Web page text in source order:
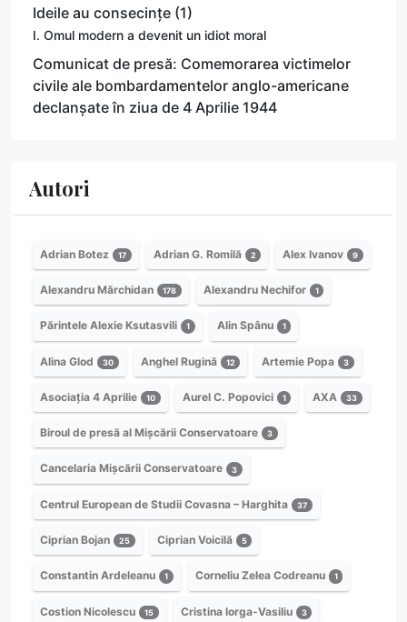
Ideile au consecințe (1)
I. Omul modern a devenit un idiot moral
Comunicat de presă: Comemorarea victimelor
civile ale bombardamentelor anglo-americane
declanșate în ziua de 4 Aprilie 1944
Autori
Adrian Botez 17 Adrian G. Romilă 2 Alex Ivanov 9
Alexandru Mărchidan 178 Alexandru Nechifor 1
Părintele Alexie Ksutasvili 1 Alin Spânu 1
Alina Glod 30 Anghel Rugină 12 Artemie Popa 3
Asociația 4 Aprilie 10 Aurel C. Popovici 1 AXA 33
Biroul de presă al Mișcării Conservatoare 3
Cancelaria Mișcării Conservatoare 3
Centrul European de Studii Covasna – Harghita 37
Ciprian Bojan 25 Ciprian Voicilă 5
Constantin Ardeleanu 1 Corneliu Zelea Codreanu 1
Costion Nicolescu 15 Cristina Iorga-Vasiliu 3